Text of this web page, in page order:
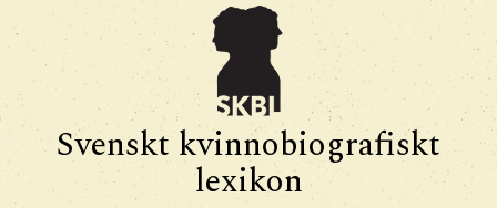
Svenskt kvinnobiografiskt
lexikon